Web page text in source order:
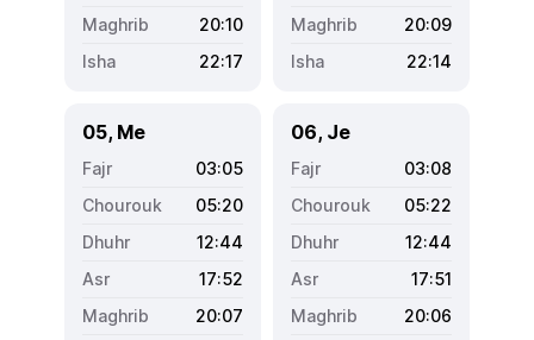
20:10
22:17
20:09
22:14
05, Me
03:05
05:20
12:44
17:52
20:07
06, Je
03:08
05:22
12:44
17:51
20:06